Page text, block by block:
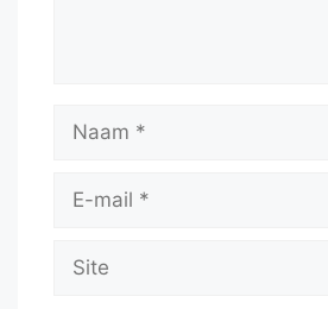
Naam
Site